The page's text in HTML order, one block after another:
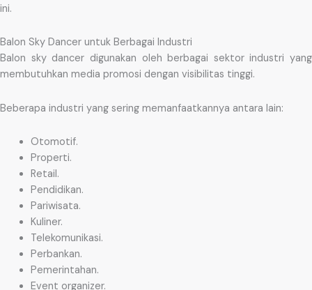
ini.
Balon Sky Dancer untuk Berbagai Industri
Balon sky dancer digunakan oleh berbagai sektor industri yang
membutuhkan media promosi dengan visibilitas tinggi.
Beberapa industri yang sering memanfaatkannya antara lain:
Otomotif.
Properti.
Retail.
Pendidikan.
Pariwisata.
Kuliner.
Telekomunikasi.
Perbankan.
Pemerintahan.
Event organizer.